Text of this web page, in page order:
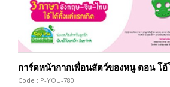
การ์ดหน้ากากเพื่อนสัตว์ของหนู ตอน โ
Code : P-YOU-780